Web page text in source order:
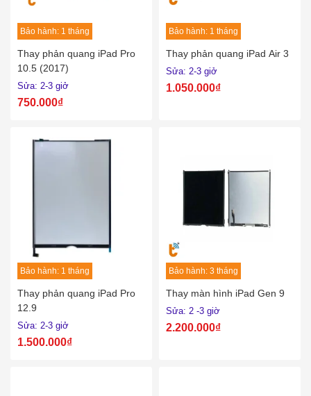
Bảo hành: 1 tháng
Thay phản quang iPad Pro
10.5 (2017)
Sửa: 2-3 giở
750.000₫
Bảo hành: 1 tháng
Thay phản quang iPad Air 3
Sửa: 2-3 giở
1.050.000₫
Bảo hành: 1 tháng
Thay phản quang iPad Pro
12.9
Sửa: 2-3 giở
1.500.000₫
Bảo hành: 3 tháng
Thay màn hình iPad Gen 9
Sửa: 2 -3 giờ
2.200.000₫